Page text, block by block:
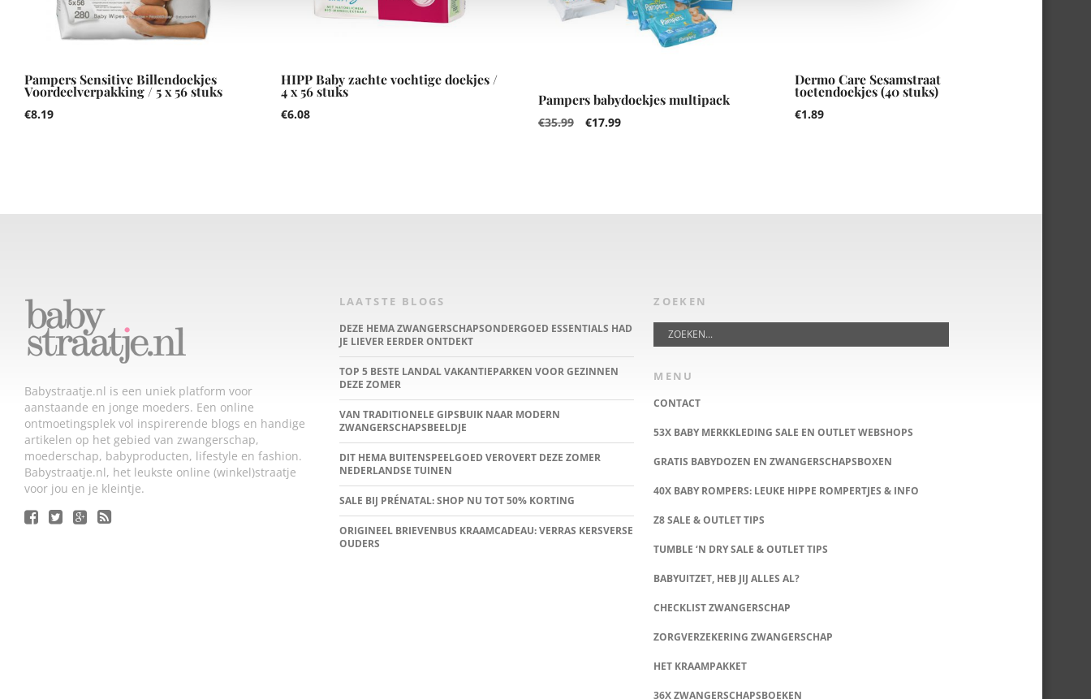
Pampers Sensitive Billendoekjes
Voordeelverpakking / 5 x 56 stuks
€8.19
HIPP Baby zachte vochtige doekjes /
4 x 56 stuks
€6.08
Pampers babydoekjes multipack
€35.99 €17.99
Dermo Care Sesamstraat
toetendoekjes (40 stuks)
€1.89
Babystraatje.nl is een uniek platform voor
aanstaande en jonge moeders. Een online
ontmoetingsplek vol inspirerende blogs en handige
artikelen op het gebied van zwangerschap,
moederschap, babyproducten, lifestyle en fashion.
Babystraatje.nl, het leukste online (winkel)straatje
voor jou en je kleintje.
LAATSTE BLOGS
DEZE HEMA ZWANGERSCHAPSONDERGOED ESSENTIALS HAD
JE LIEVER EERDER ONTDEKT
TOP 5 BESTE LANDAL VAKANTIEPARKEN VOOR GEZINNEN
DEZE ZOMER
VAN TRADITIONELE GIPSBUIK NAAR MODERN
ZWANGERSCHAPSBEELDJE
DIT HEMA BUITENSPEELGOED VEROVERT DEZE ZOMER
NEDERLANDSE TUINEN
SALE BIJ PRÉNATAL: SHOP NU TOT 50% KORTING
ORIGINEEL BRIEVENBUS KRAAMCADEAU: VERRAS KERSVERSE
OUDERS
ZOEKEN
MENU
CONTACT
53X BABY MERKKLEDING SALE EN OUTLET WEBSHOPS
GRATIS BABYDOZEN EN ZWANGERSCHAPSBOXEN
40X BABY ROMPERS: LEUKE HIPPE ROMPERTJES & INFO
Z8 SALE & OUTLET TIPS
TUMBLE ‘N DRY SALE & OUTLET TIPS
BABYUITZET, HEB JIJ ALLES AL?
CHECKLIST ZWANGERSCHAP
ZORGVERZEKERING ZWANGERSCHAP
HET KRAAMPAKKET
36X ZWANGERSCHAPSBOEKEN